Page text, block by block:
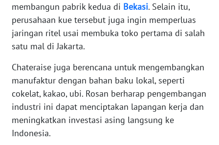
membangun pabrik kedua di Bekasi. Selain itu,
perusahaan kue tersebut juga ingin memperluas
jaringan ritel usai membuka toko pertama di salah
satu mal di Jakarta.
Chateraise juga berencana untuk mengembangkan
manufaktur dengan bahan baku lokal, seperti
cokelat, kakao, ubi. Rosan berharap pengembangan
industri ini dapat menciptakan lapangan kerja dan
meningkatkan investasi asing langsung ke
Indonesia.
WN
SULTENG
SULBAR
WN
BABEL
WN